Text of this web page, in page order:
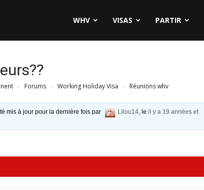
WHV VISAS PARTIR
› Forums › Working Holiday Visa ›
Réunions whv
mis à jour pour la dernière fois par Lilou14, leil y a 19 années et